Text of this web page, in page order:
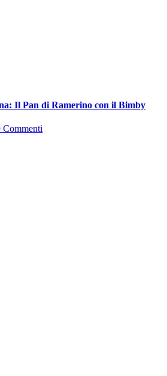
Il Pan di Ramerino con il Bimby
Commenti